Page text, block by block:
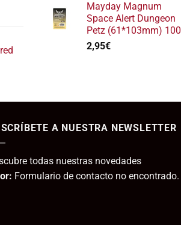
precios:
desde
7,45€
Mayday Magnum
Space Alert Dungeon
Petz (61*103mm) 100
2,95€
A NUESTRA NEWSLETTER
todas nuestras novedades
Formulario de contacto no encontrado.